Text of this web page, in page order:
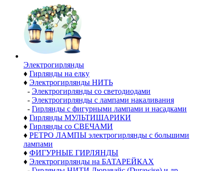
Электро­гирлянды
♦ Гирлянды на елку
♦ Электрогирлянды НИТЬ
- Электрогирлянды со светодиодами
- Электрогирлянды с лампами накаливания
- Гирлянды с фигурными лампами и насадками
♦ Гирлянды МУЛЬТИШАРИКИ
♦ Гирлянды со СВЕЧАМИ
♦ РЕТРО ЛАМПЫ электрогирлянды с большими
лампами
♦ ФИГУРНЫЕ ГИРЛЯНДЫ
♦ Электрогирлянды на БАТАРЕЙКАХ